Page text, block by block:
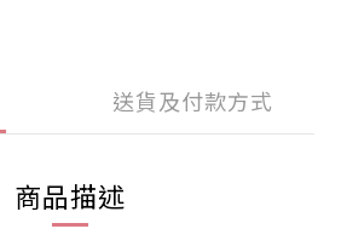
送貨及付款方式
商品描述